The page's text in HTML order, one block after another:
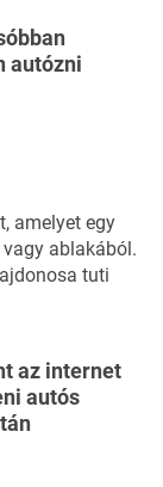
autózni
amelyet egy
ablakából.
tuti
az internet
autós